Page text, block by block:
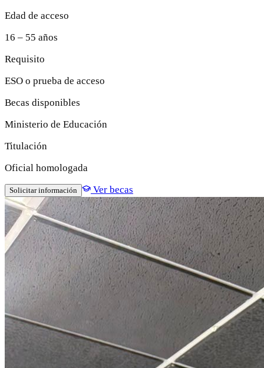
Edad de acceso
16 – 55 años
Requisito
ESO o prueba de acceso
Becas disponibles
Ministerio de Educación
Titulación
Oficial homologada
Solicitar información Ver becas